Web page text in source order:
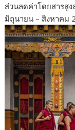
ส่วนลดค่าโดยสารสู
มิถุนายน – สิงหาคม